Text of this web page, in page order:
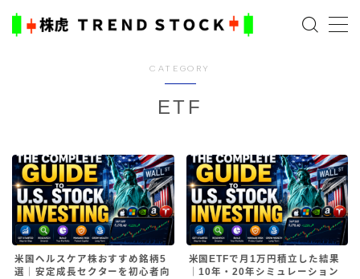
米国株
日本株式
AI×投資の始め方
CATEGORY
ETF
米国ヘルスケア株おすすめ銘柄5
選｜安定成長セクターを初心者向
米国ETFで月1万円積立した結果
｜10年・20年シミュレーション